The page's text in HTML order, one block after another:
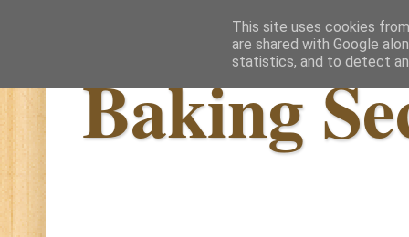
Baking
This site uses cookies
are shared with Google
statistics, and to detect